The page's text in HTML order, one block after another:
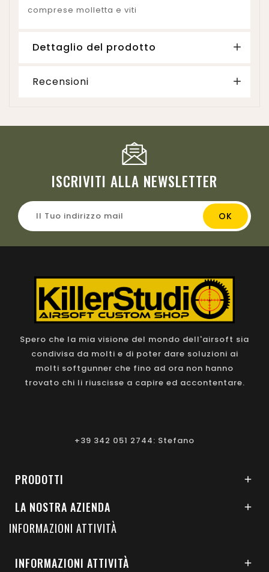
comprese molletta e viti
Dettaglio del prodotto
Recensioni
ISCRIVITI ALLA NEWSLETTER
Spero che la mia visione del mondo dell'airsoft sia
condivisa da molti e di poter dare soluzioni ai
molti softgunner che fino ad ora non hanno
trovato chi li riuscisse a capire ed accontentare.
+39 342 051 2744: Stefano
PRODOTTI 
LA NOSTRA AZIENDA 
INFORMAZIONI ATTIVITÀ
INFORMAZIONI ATTIVITÀ 